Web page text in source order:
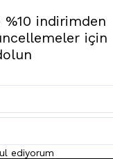
Zamansız
Polo Yaka Triko T-
yükseltir.;
gün boyu rahatlık
vücuda oturan
Klasik polo yaka
sofistike bir hava
markası
•Ürün yıkama
edilmemelidir.; 30
•Özel desen
kumaş •Ürün
Viscose %10 Elit
Kilo (Görsel ürün:
indirimden
için
ediyorum